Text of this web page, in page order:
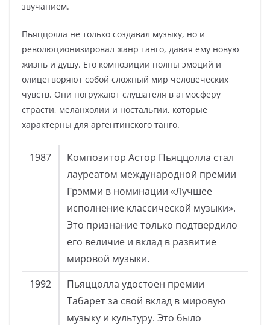
звучанием.
Пьяццолла не только создавал музыку, но и
революционизировал жанр танго, давая ему новую
жизнь и душу. Его композиции полны эмоций и
олицетворяют собой сложный мир человеческих
чувств. Они погружают слушателя в атмосферу
страсти, меланхолии и ностальгии, которые
характерны для аргентинского танго.
1987
Композитор Астор Пьяццолла стал
лауреатом международной премии
Грэмми в номинации «Лучшее
исполнение классической музыки».
Это признание только подтвердило
его величие и вклад в развитие
мировой музыки.
1992
Пьяццолла удостоен премии
Табарет за свой вклад в мировую
музыку и культуру. Это было